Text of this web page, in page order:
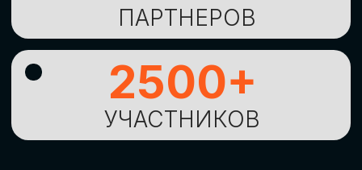
ОСТАВИТЬ
ЗАЯВКУ
Оставьте заявку, наши менеджеры